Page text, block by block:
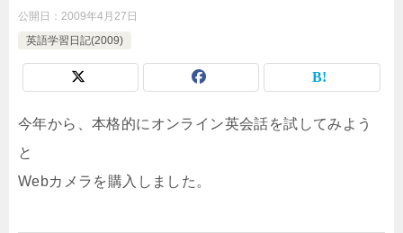
公開日： 2009年4月27日
英語学習日記(2009)
今年から、本格的にオンライン英会話を試してみよう
と
Webカメラを購入しました。